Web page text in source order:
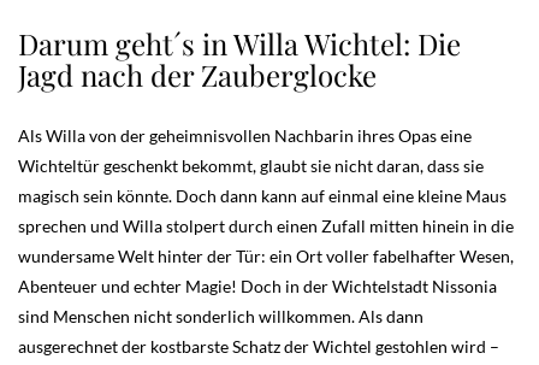
Darum geht´s in Willa Wichtel: Die
Jagd nach der Zauberglocke
Als Willa von der geheimnisvollen Nachbarin ihres Opas eine
Wichteltür geschenkt bekommt, glaubt sie nicht daran, dass sie
magisch sein könnte. Doch dann kann auf einmal eine kleine Maus
sprechen und Willa stolpert durch einen Zufall mitten hinein in die
wundersame Welt hinter der Tür: ein Ort voller fabelhafter Wesen,
Abenteuer und echter Magie! Doch in der Wichtelstadt Nissonia
sind Menschen nicht sonderlich willkommen. Als dann
ausgerechnet der kostbarste Schatz der Wichtel gestohlen wird –